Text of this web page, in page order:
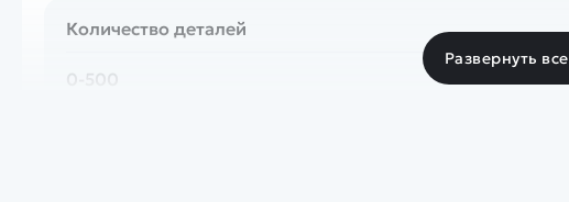
Количество деталей
0-500
Развернуть все